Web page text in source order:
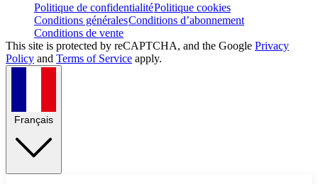
Politique de confidentialitéPolitique cookies
Conditions généralesConditions d’abonnement
Conditions de vente
This site is protected by reCAPTCHA, and the Google Privacy
Policy and Terms of Service apply.
Français